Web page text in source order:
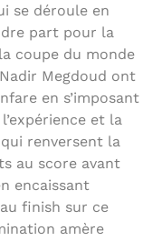
se déroule en
part pour la
coupe du monde
Megdoud ont
en s’imposant
et la
renversent la
au score avant
encaissant
finish sur ce
amère